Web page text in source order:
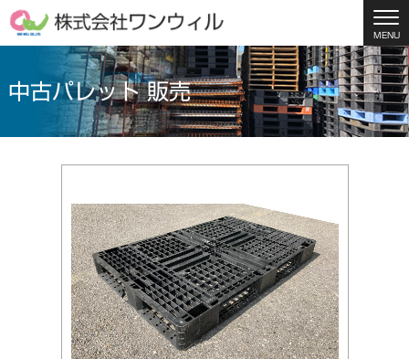
MENU
中古パレット 販売